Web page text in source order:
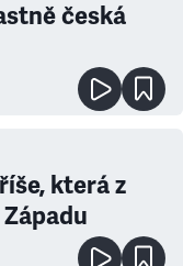
česká
která z